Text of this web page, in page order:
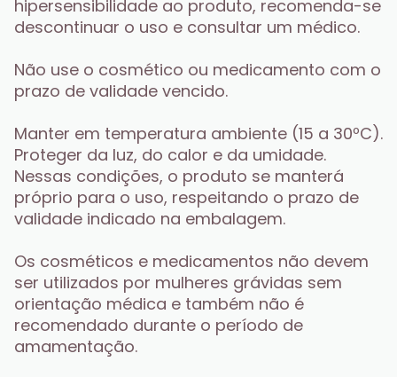
hipersensibilidade ao produto, recomenda-se
descontinuar o uso e consultar um médico.
Não use o cosmético ou medicamento com o
prazo de validade vencido.
Manter em temperatura ambiente (15 a 30ºC).
Proteger da luz, do calor e da umidade.
Nessas condições, o produto se manterá
próprio para o uso, respeitando o prazo de
validade indicado na embalagem.
Os cosméticos e medicamentos não devem
ser utilizados por mulheres grávidas sem
orientação médica e também não é
recomendado durante o período de
amamentação.